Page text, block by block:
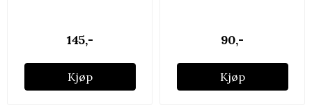
145,-
Kjøp
90,-
Kjøp